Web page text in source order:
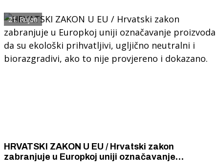
21. Rujan
HRVATSKI ZAKON U EU / Hrvatski zakon
zabranjuje u Europkoj uniji označavanje